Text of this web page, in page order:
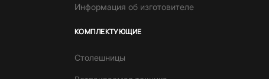
Информация об изготовителе
КОМПЛЕКТУЮЩИЕ
Столешницы